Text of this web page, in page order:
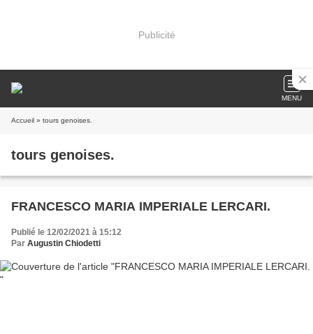
Publicité
MENU
Accueil » tours genoises.
tours genoises.
FRANCESCO MARIA IMPERIALE LERCARI.
Publié le 12/02/2021 à 15:12
Par Augustin Chiodetti